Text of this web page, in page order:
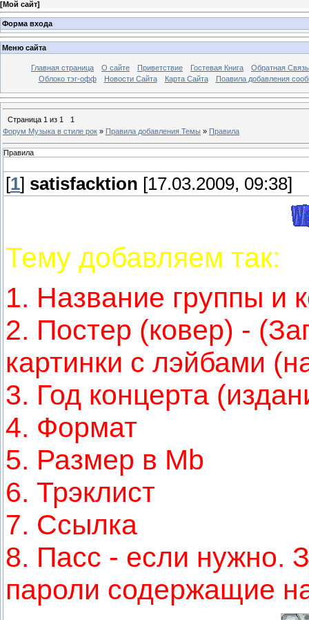
[Мой сайт]
Форма входа
Меню сайта
Главная страница О сайте Приветствие Гостевая Книга
Обратная Связь
Облоко тэг-офф
Новости Сайта Карта Сайта Поавила добавления
Страница 1 из 1
1
Форум Музыка в стиле рок » Правила добавления Темы » Правила
Правила
[1] satisfacktion [17.03.2009, 09:38]
Тему добавляем так:
1. Название группы и
2. Постер (ковер) -
картинки с лэйбами
3. Год концерта
4. Формат
5. Размер в Mb
6. Трэклист
7. Ссылка
8. Пасс - если нужно.
пароли содержащие